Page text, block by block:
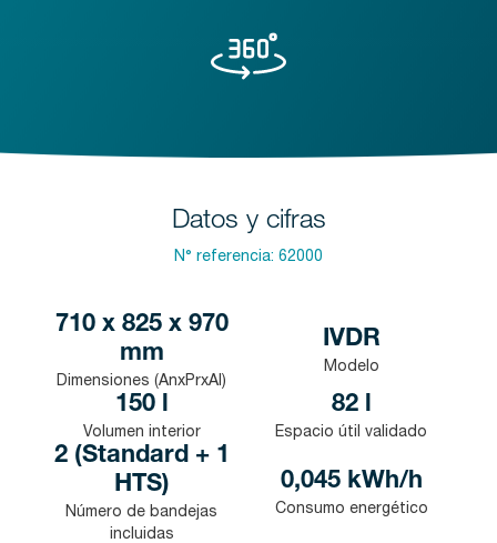
Datos y cifras
N° referencia: 62000
710 x 825 x 970
mm
Dimensiones (AnxPrxAl)
IVDR
Modelo
150 l
Volumen interior
82 l
Espacio útil validado
2 (Standard + 1
HTS)
Número de bandejas
incluidas
0,045 kWh/h
Consumo energético